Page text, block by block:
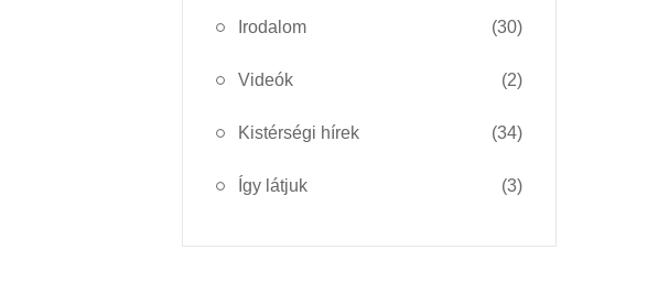
Irodalom (30)
Videók (2)
Kistérségi hírek (34)
Így látjuk (3)